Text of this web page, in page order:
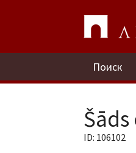
Поиск
ID: 106102